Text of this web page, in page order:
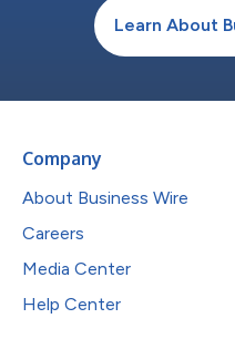
Learn About
Company
About Business Wire
Careers
Media Center
Help Center